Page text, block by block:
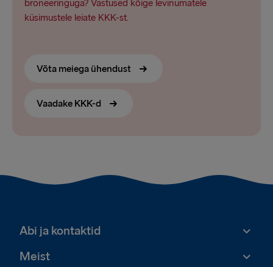
broneeringuga? Vastused kõige levinumatele
küsimustele leiate KKK-st.
Võta meiega ühendust
Vaadake KKK-d
Abi ja kontaktid
Meist